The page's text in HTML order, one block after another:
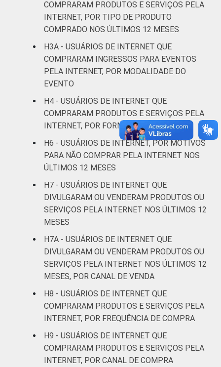
Indígena
GRAU DE
INSTRUÇÃO
Analfabeto/Educação
Infantil
Fundamental
Médio 14
Superior 15
FAIXA
ETÁRIA
De 10 a 15 anos
De 16 a 24 anos 17
De 35 a 44 anos
De 45 a 59 anos 12
De 60 anos ou mais
RENDA
Até 1 SM
Mais de 1 SM até 2
SM
15
COMPRARAM PRODUTOS E SERVIÇOS PELA
INTERNET, POR TIPO DE PRODUTO
COMPRADO NOS ÚLTIMOS 12 MESES
H3A - USUÁRIOS DE INTERNET QUE
COMPRARAM INGRESSOS PARA EVENTOS
PELA INTERNET, POR MODALIDADE DO
EVENTO
H4 - USUÁRIOS DE INTERNET QUE
COMPRARAM PRODUTOS E SERVIÇOS PELA
INTERNET, POR FORMA DE PAGAMENTO
H6 - USUÁRIOS DE INTERNET, POR MOTIVOS
PARA NÃO COMPRAR PELA INTERNET NOS
ÚLTIMOS 12 MESES
H7 - USUÁRIOS DE INTERNET QUE
DIVULGARAM OU VENDERAM PRODUTOS OU
SERVIÇOS PELA INTERNET NOS ÚLTIMOS 12
MESES
H7A - USUÁRIOS DE INTERNET QUE
DIVULGARAM OU VENDERAM PRODUTOS OU
SERVIÇOS PELA INTERNET NOS ÚLTIMOS 12
MESES, POR CANAL DE VENDA
H8 - USUÁRIOS DE INTERNET QUE
COMPRARAM PRODUTOS E SERVIÇOS PELA
INTERNET, POR FREQUÊNCIA DE COMPRA
H9 - USUÁRIOS DE INTERNET QUE
COMPRARAM PRODUTOS E SERVIÇOS PELA
INTERNET, POR CANAL DE COMPRA